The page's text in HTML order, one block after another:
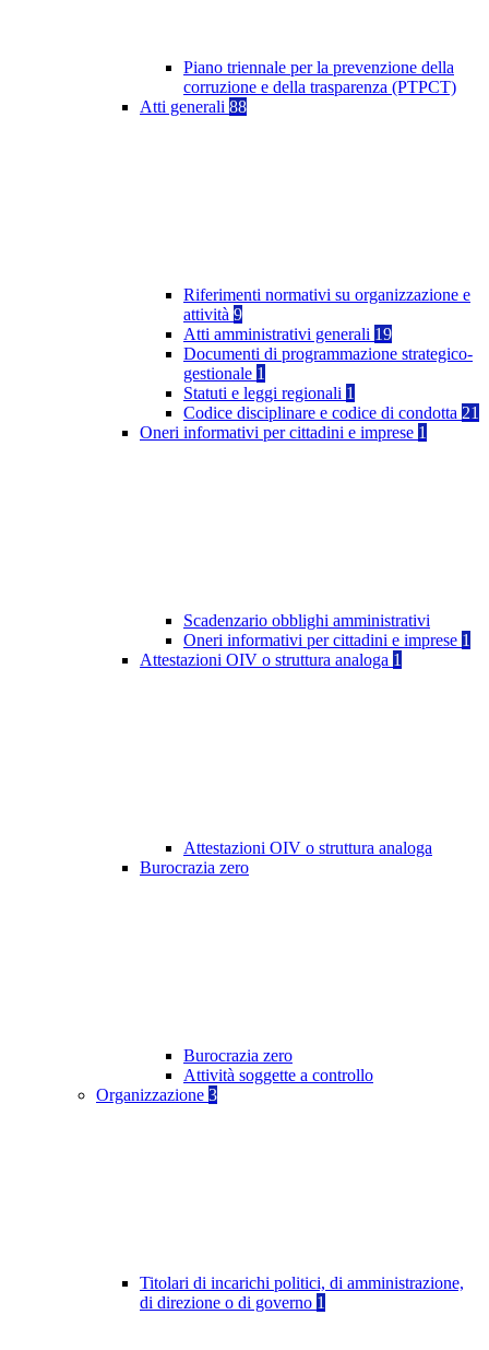
Piano triennale per la prevenzione della
corruzione e della trasparenza (PTPCT)
Atti generali 88
Riferimenti normativi su organizzazione e
attività 9
Atti amministrativi generali 19
Documenti di programmazione strategico-
gestionale 1
Statuti e leggi regionali 1
Codice disciplinare e codice di condotta 21
Oneri informativi per cittadini e imprese 1
Scadenzario obblighi amministrativi
Oneri informativi per cittadini e imprese 1
Attestazioni OIV o struttura analoga 1
Attestazioni OIV o struttura analoga
Burocrazia zero
Burocrazia zero
Attività soggette a controllo
Organizzazione 3
Titolari di incarichi politici, di amministrazione,
di direzione o di governo 1